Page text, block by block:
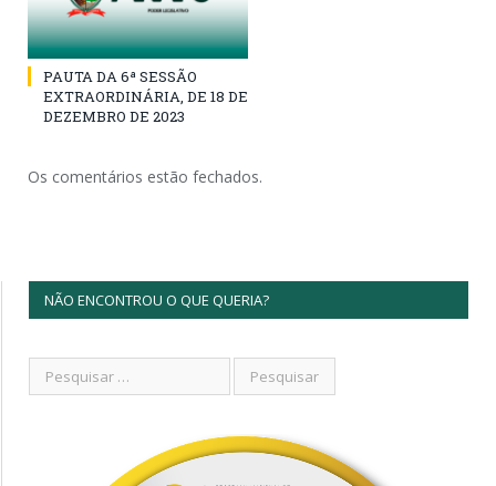
PAUTA DA 6ª SESSÃO
EXTRAORDINÁRIA, DE 18 DE
DEZEMBRO DE 2023
Os comentários estão fechados.
NÃO ENCONTROU O QUE QUERIA?